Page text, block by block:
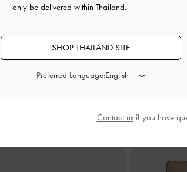
ส
only be delivered within Thailand.
SHOP THAILAND SITE
Preferred Language:
Contact usif you have